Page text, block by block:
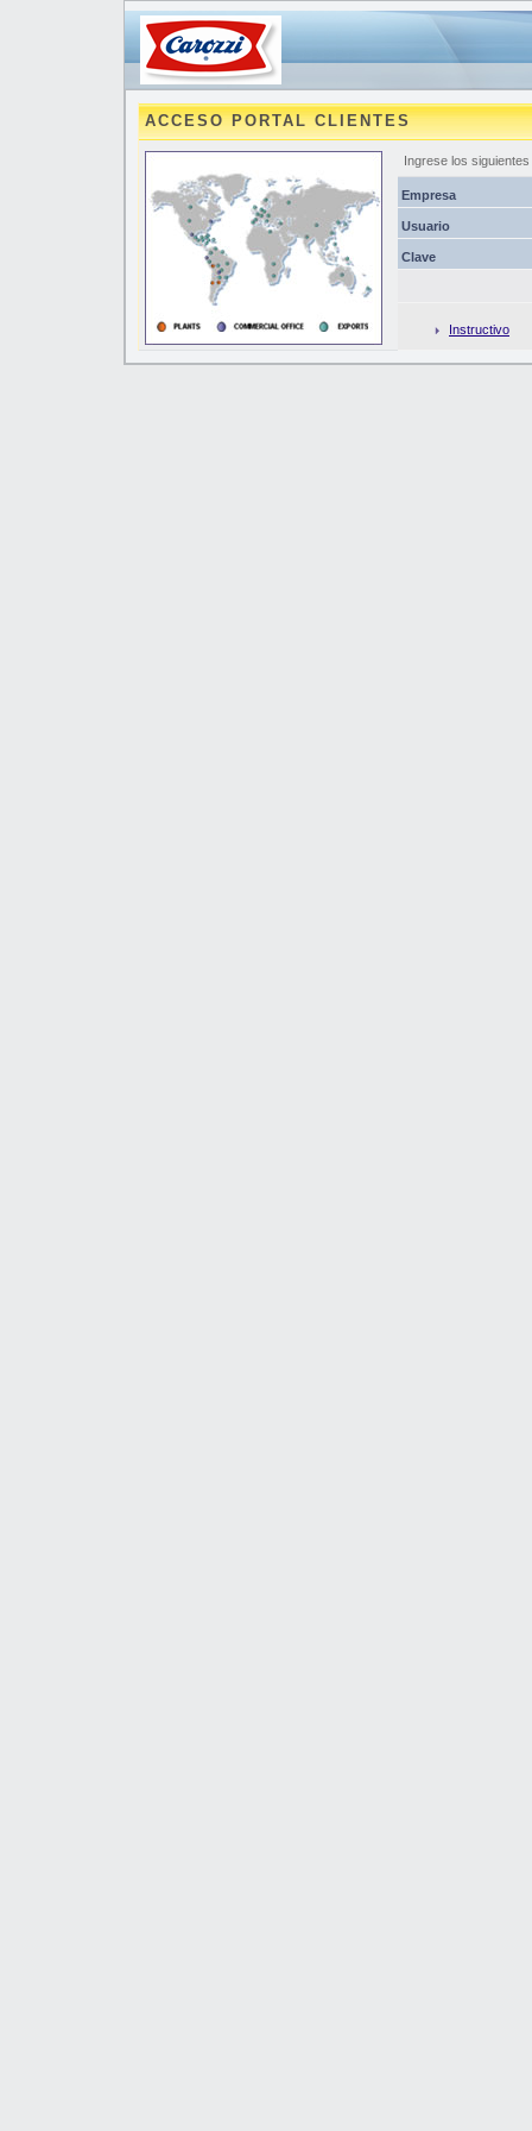
ACCESO PORTAL CLIENTES
Ingrese los
Empresa
Usuario
Clave
Instructivo